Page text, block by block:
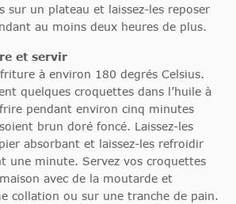
sur un plateau et laissez-les reposer
au moins deux heures de plus.
et servir
à environ 180 degrés Celsius.
quelques croquettes dans l’huile à
pendant environ cinq minutes
brun doré foncé. Laissez-les
absorbant et laissez-les refroidir
une minute. Servez vos croquettes
avec de la moutarde et
collation ou sur une tranche de pain.